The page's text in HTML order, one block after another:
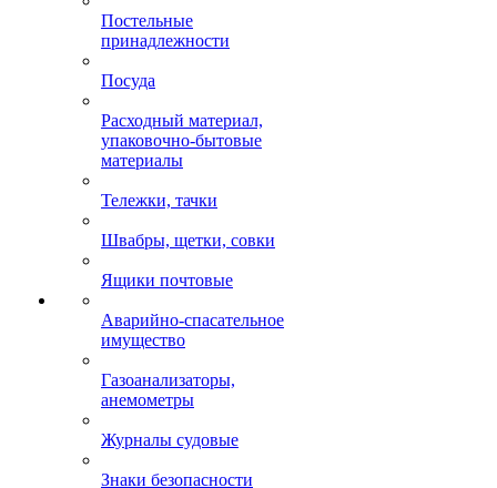
Постельные
принадлежности
Посуда
Расходный материал,
упаковочно-бытовые
материалы
Тележки, тачки
Швабры, щетки, совки
Ящики почтовые
Аварийно-спасательное
имущество
Газоанализаторы,
анемометры
Журналы судовые
Знаки безопасности